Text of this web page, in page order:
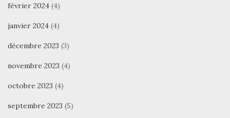
février 2024 (4)
janvier 2024 (4)
décembre 2023 (3)
novembre 2023 (4)
octobre 2023 (4)
septembre 2023 (5)